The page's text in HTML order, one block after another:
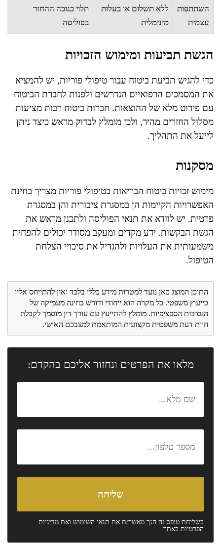
השתתפות
עצמית
ללא תשלום או בעלות
מינימלית
תלוי בגובה ההחזר
בפוליסה
הגשת תביעות ומימוש הזכויות
כדי להגיש תביעת ביטוח עבור טיפולי פוריות, יש להמציא
את המסמכים הרפואיים הנדרשים ולפנות לחברת הביטוח
עם פירוט מלא של ההוצאות. חברות ביטוח רבות מציעות
מסלול החזרים מהיר, ולכן מומלץ לבדוק מראש כיצד ניתן
לייעל את התהליך.
מסקנות
מימוש זכויות ביטוח הבריאות בטיפולי פוריות מצריך בחינת
האפשרויות הקיימות הן במסגרת ציבורית והן במסגרת
פרטית. יש לוודא את תנאי הפוליסה ולתכנן מראש את
הגשת הבקשות. ידע מקדים ומעקב מסודר יכולים להפחית
משמעותית את העלויות ולהגדיל את סיכויי הצלחת
הטיפול.
התוכן המוצג כאן נועד למטרות מידע כללי בלבד ואין להתייחס אליו
כייעוץ משפטי. כל מקרה הוא ייחודי ודורש בחינה מעמיקה של
הנסיבות הספציפיות. מומלץ להתייעץ עם עורך דין מוסמך לקבלת
חוות דעת משפטית מקצועית המותאמת למצבכם האישי.
מלאו את הפרטים ונחזור אליכם בהקדם:
בשליחת טופס זה הנך מאשר/ת את תנאי השימוש ואת מדיניות
הפרטיות באתר.